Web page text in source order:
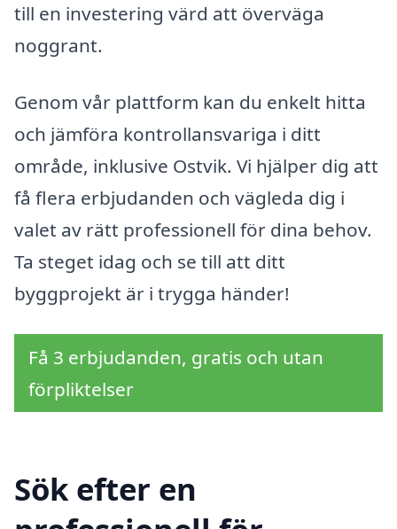
till en investering värd att överväga
noggrant.
Genom vår plattform kan du enkelt hitta
och jämföra kontrollansvariga i ditt
område, inklusive Ostvik. Vi hjälper dig att
få flera erbjudanden och vägleda dig i
valet av rätt professionell för dina behov.
Ta steget idag och se till att ditt
byggprojekt är i trygga händer!
Få 3 erbjudanden, gratis och utan
förpliktelser
Sök efter en